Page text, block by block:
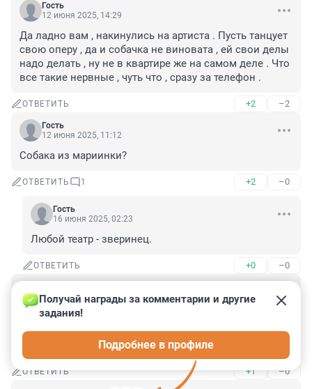
Гость
12 июня 2025, 14:29
Да ладно вам , накинулись на артиста . Пусть танцует
свою оперу , да и собачка не виновата , ей свои делы
надо делать , ну не в квартире же на самом деле . Что
все такие нервные , чуть что , сразу за телефон .
ОТВЕТИТЬ +2 –2
Гость
12 июня 2025, 11:12
Собака из мариинки?
ОТВЕТИТЬ 1 +2 –0
Гость
16 июня 2025, 02:23
Любой театр - зверинец.
ОТВЕТИТЬ +0 –0
12 июня 2025, 08:25
"и начал обильно протирать лицо снегом», —
рассказал Петр."
Что-то в этой новости не так... но - что?
ОТВЕТИТЬ +1 –0
Получай награды за комментарии и другие
задания!
Подробнее в профиле